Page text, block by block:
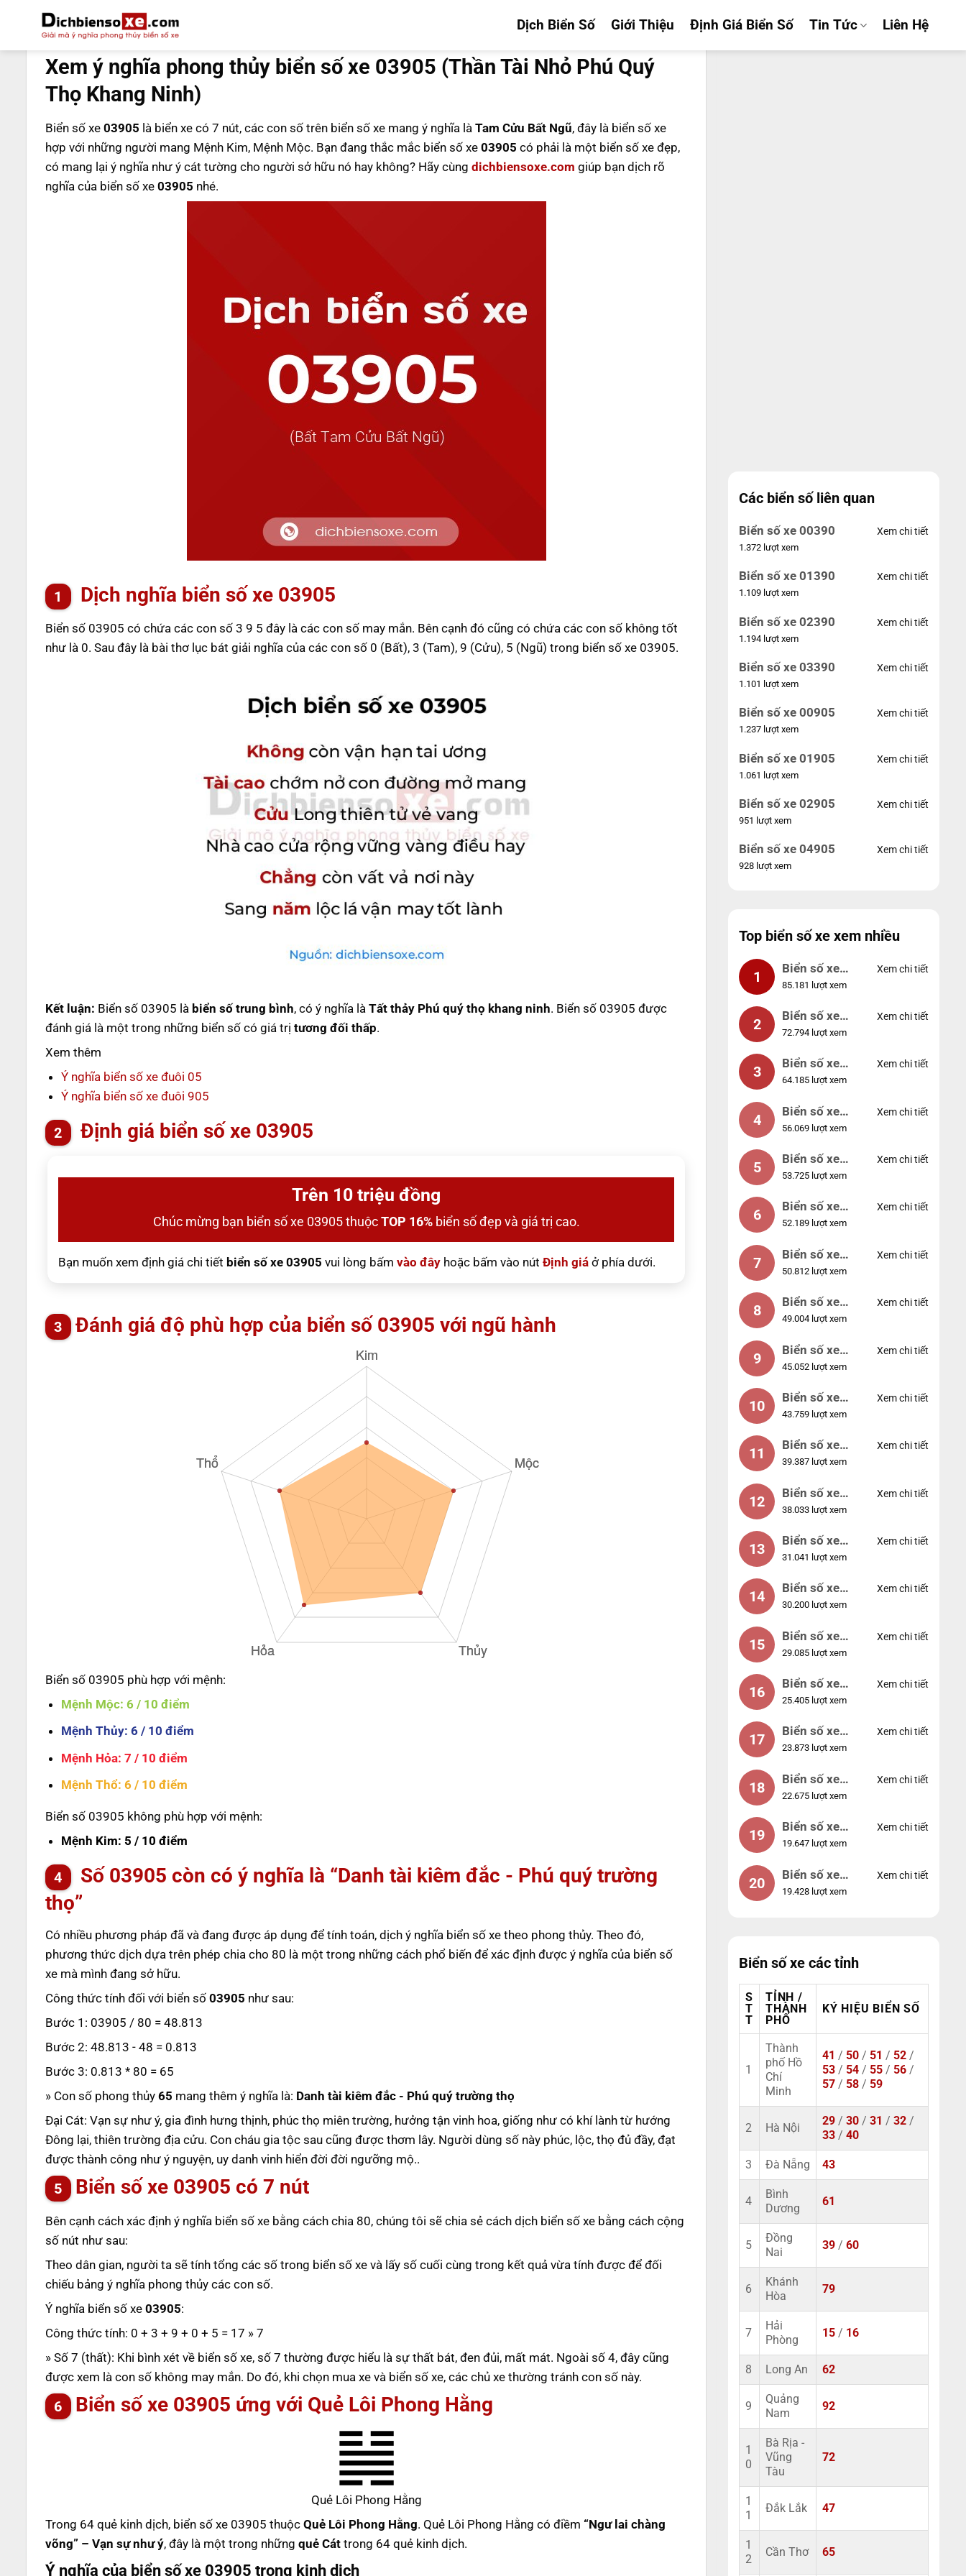
nội
Dịch Biển Số Giới Thiệu Định Giá Biển Số Tin Tức Liên Hệ
Xem ý nghĩa phong thủy biển số xe 03905 (Thần Tài Nhỏ Phú Quý
Thọ Khang Ninh)
Biển số xe 03905 là biển xe có 7 nút, các con số trên biển số xe mang ý nghĩa là Tam Cửu Bất Ngũ, đây là biển số xe
hợp với những người mang Mệnh Kim, Mệnh Mộc. Bạn đang thắc mắc biển số xe 03905 có phải là một biển số xe đẹp,
có mang lại ý nghĩa như ý cát tường cho người sở hữu nó hay không? Hãy cùng dichbiensoxe.com giúp bạn dịch rõ
nghĩa của biển số xe 03905 nhé.
Dịch nghĩa biển số xe 03905
Biển số 03905 có chứa các con số 3 9 5 đây là các con số may mắn. Bên cạnh đó cũng có chứa các con số không tốt
như là 0. Sau đây là bài thơ lục bát giải nghĩa của các con số 0 (Bất), 3 (Tam), 9 (Cửu), 5 (Ngũ) trong biển số xe 03905.
Kết luận: Biển số 03905 là biển số trung bình, có ý nghĩa là Tất thảy Phú quý thọ khang ninh. Biển số 03905 được
đánh giá là một trong những biển số có giá trị tương đối thấp.
Xem thêm
Ý nghĩa biển số xe đuôi 05
Ý nghĩa biển số xe đuôi 905
Định giá biển số xe 03905
Trên 10 triệu đồng
Chúc mừng bạn biển số xe 03905 thuộcTOP 16%biển số đẹp và giá trị cao.
Bạn muốn xem định giá chi tiết biển số xe 03905 vui lòng bấm vào đâyhoặc bấm vào nút Định giáở phía dưới.
Đánh giá độ phù hợp của biển số 03905 với ngũ hành
Biển số 03905 phù hợp với mệnh:
Mệnh Mộc: 6 / 10 điểm
Mệnh Thủy: 6 / 10 điểm
Mệnh Hỏa: 7 / 10 điểm
Mệnh Thổ: 6 / 10 điểm
Biển số 03905 không phù hợp với mệnh:
Mệnh Kim: 5 / 10 điểm
Số 03905 còn có ý nghĩa là “Danh tài kiêm đắc - Phú quý trường
thọ”
Có nhiều phương pháp đã và đang được áp dụng để tính toán, dịch ý nghĩa biển số xe theo phong thủy. Theo đó,
phương thức dịch dựa trên phép chia cho 80 là một trong những cách phổ biến để xác định được ý nghĩa của biển số
xe mà mình đang sở hữu.
Công thức tính đối với biển số 03905 như sau:
Bước 1: 03905 / 80 = 48.813
Bước 2: 48.813 - 48 = 0.813
Bước 3: 0.813 * 80 = 65
» Con số phong thủy 65 mang thêm ý nghĩa là: Danh tài kiêm đắc - Phú quý trường thọ
Đại Cát: Vạn sự như ý, gia đình hưng thịnh, phúc thọ miên trường, hưởng tận vinh hoa, giống như có khí lành từ hướng
Đông lại, thiên trường địa cửu. Con cháu gia tộc sau cũng được thơm lây. Người dùng số này phúc, lộc, thọ đủ đầy, đạt
được thành công như ý nguyện, uy danh vinh hiển đời đời ngưỡng mộ..
Biển số xe 03905 có 7 nút
Bên cạnh cách xác định ý nghĩa biển số xe bằng cách chia 80, chúng tôi sẽ chia sẻ cách dịch biển số xe bằng cách cộng
số nút như sau:
Theo dân gian, người ta sẽ tính tổng các số trong biển số xe và lấy số cuối cùng trong kết quả vừa tính được để đối
chiếu bảng ý nghĩa phong thủy các con số.
Ý nghĩa biển số xe 03905:
Công thức tính: 0 + 3 + 9 + 0 + 5 = 17 » 7
» Số 7 (thất): Khi bình xét về biển số xe, số 7 thường được hiểu là sự thất bát, đen đủi, mất mát. Ngoài số 4, đây cũng
được xem là con số không may mắn. Do đó, khi chọn mua xe và biển số xe, các chủ xe thường tránh con số này.
Biển số xe 03905 ứng với Quẻ Lôi Phong Hằng
Quẻ Lôi Phong Hằng
Trong 64 quẻ kinh dịch, biển số xe 03905 thuộc Quẻ Lôi Phong Hằng. Quẻ Lôi Phong Hằng có điềm “Ngư lai chàng
võng” – Vạn sự như ý, đây là một trong những quẻ Cáttrong 64 quẻ kinh dịch.
Ý nghĩa của biển số xe 03905 trong kinh dịch
Các biển số liên quan
Biển số xe 00390
1.372 lượt xem
Xem chi tiết
Biển số xe 01390
1.109 lượt xem
Xem chi tiết
Biển số xe 02390
1.194 lượt xem
Xem chi tiết
Biển số xe 03390
1.101 lượt xem
Xem chi tiết
Biển số xe 00905
1.237 lượt xem
Xem chi tiết
Biển số xe 01905
1.061 lượt xem
Xem chi tiết
Biển số xe 02905
951 lượt xem
Xem chi tiết
Biển số xe 04905
928 lượt xem
Xem chi tiết
Top biển số xe xem nhiều
1
Biển số xe
99999
85.181 lượt xem
Xem chi tiết
2
Biển số xe
04953
72.794 lượt xem
Xem chi tiết
3
Biển số xe
88888
64.185 lượt xem
Xem chi tiết
4
Biển số xe
12345
56.069 lượt xem
Xem chi tiết
5
Biển số xe
66666
53.725 lượt xem
Xem chi tiết
6
Biển số xe
11111
52.189 lượt xem
Xem chi tiết
7
Biển số xe
44444
50.812 lượt xem
Xem chi tiết
8
Biển số xe
77777
49.004 lượt xem
Xem chi tiết
9
Biển số xe
55555
45.052 lượt xem
Xem chi tiết
10
Biển số xe
56789
43.759 lượt xem
Xem chi tiết
11
Biển số xe
01234
39.387 lượt xem
Xem chi tiết
12
Biển số xe
33333
38.033 lượt xem
Xem chi tiết
13
Biển số xe
22222
31.041 lượt xem
Xem chi tiết
14
Biển số xe
14953
30.200 lượt xem
Xem chi tiết
15
Biển số xe
24953
29.085 lượt xem
Xem chi tiết
16
Biển số xe
49053
25.405 lượt xem
Xem chi tiết
17
Biển số xe
44953
23.873 lượt xem
Xem chi tiết
18
Biển số xe
74953
22.675 lượt xem
Xem chi tiết
19
Biển số xe
99998
19.647 lượt xem
Xem chi tiết
20
Biển số xe
25525
19.428 lượt xem
Xem chi tiết
Biển số xe các tỉnh
S
T
T
TỈNH /
THÀNH
PHỐ
KÝ HIỆU BIỂN SỐ
1
Thành
phố Hồ
Chí
Minh
41 / 50 / 51 / 52 /
53 / 54 / 55 / 56 /
57 / 58 / 59
2 Hà Nội
29 / 30 / 31 / 32 /
33 / 40
3 Đà Nẵng 43
4
Bình
Dương
61
5
Đồng
Nai
39 / 60
6
Khánh
Hòa
79
7
Hải
Phòng
15 / 16
8 Long An 62
9
Quảng
Nam
92
1
0
Bà Rịa -
Vũng
Tàu
72
1
1
Đắk Lắk 47
1
2
Cần Thơ 65